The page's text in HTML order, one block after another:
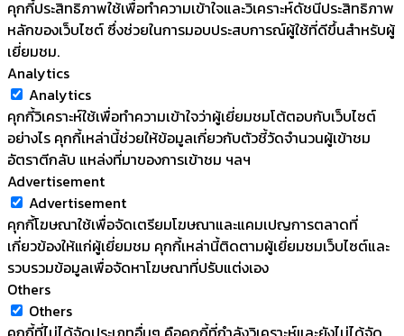
คุกกี้ประสิทธิภาพใช้เพื่อทำความเข้าใจและวิเคราะห์ดัชนีประสิทธิภาพ
หลักของเว็บไซต์ ซึ่งช่วยในการมอบประสบการณ์ผู้ใช้ที่ดีขึ้นสำหรับผู้
เยี่ยมชม.
Analytics
Analytics
คุกกี้วิเคราะห์ใช้เพื่อทำความเข้าใจว่าผู้เยี่ยมชมโต้ตอบกับเว็บไซต์
อย่างไร คุกกี้เหล่านี้ช่วยให้ข้อมูลเกี่ยวกับตัวชี้วัดจำนวนผู้เข้าชม
อัตราตีกลับ แหล่งที่มาของการเข้าชม ฯลฯ
Advertisement
Advertisement
คุกกี้โฆษณาใช้เพื่อจัดเตรียมโฆษณาและแคมเปญการตลาดที่
เกี่ยวข้องให้แก่ผู้เยี่ยมชม คุกกี้เหล่านี้ติดตามผู้เยี่ยมชมเว็บไซต์และ
รวบรวมข้อมูลเพื่อจัดหาโฆษณาที่ปรับแต่งเอง
Others
Others